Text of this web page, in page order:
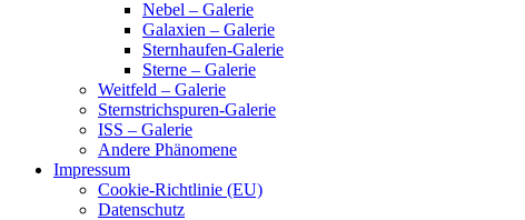
Nebel – Galerie
Galaxien – Galerie
Sternhaufen-Galerie
Sterne – Galerie
Weitfeld – Galerie
Sternstrichspuren-Galerie
ISS – Galerie
Andere Phänomene
Impressum
Cookie-Richtlinie (EU)
Datenschutz